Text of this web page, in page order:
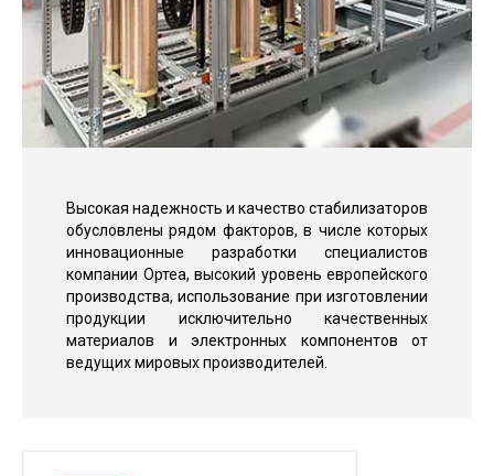
Высокая надежность и качество стабилизаторов
обусловлены рядом факторов, в числе которых
инновационные разработки специалистов
компании Ортеа, высокий уровень европейского
производства, использование при изготовлении
продукции исключительно качественных
материалов и электронных компонентов от
ведущих мировых производителей.